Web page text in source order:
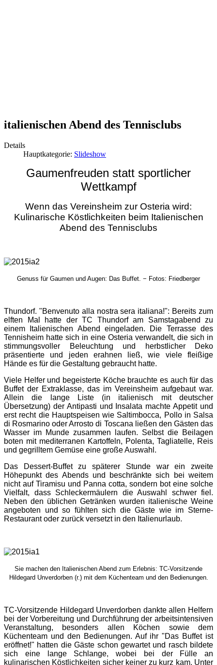
italienischen Abend des Tennisclubs
Details
Hauptkategorie: Slideshow
Gaumenfreuden statt sportlicher
Wettkampf
Wenn das Vereinsheim zur Osteria wird:
Kulinarische Köstlichkeiten beim Italienischen
Abend des Tennisclubs
Genuss für Gaumen und Augen: Das Buffet. − Fotos: Friedberger
Thundorf. "Benvenuto alla nostra sera italiana!": Bereits zum
elften Mal hatte der TC Thundorf am Samstagabend zu
einem Italienischen Abend eingeladen. Die Terrasse des
Tennisheim hatte sich in eine Osteria verwandelt, die sich in
stimmungsvoller Beleuchtung und herbstlicher Deko
präsentierte und jeden erahnen ließ, wie viele fleißige
Hände es für die Gestaltung gebraucht hatte.
Viele Helfer und begeisterte Köche brauchte es auch für das
Buffet der Extraklasse, das im Vereinsheim aufgebaut war.
Allein die lange Liste (in italienisch mit deutscher
Übersetzung) der Antipasti und Insalata machte Appetit und
erst recht die Hauptspeisen wie Saltimbocca, Pollo in Salsa
di Rosmarino oder Arrosto di Toscana ließen den Gästen das
Wasser im Munde zusammen laufen. Selbst die Beilagen
boten mit mediterranen Kartoffeln, Polenta, Tagliatelle, Reis
und gegrilltem Gemüse eine große Auswahl.
Das Dessert-Buffet zu späterer Stunde war ein zweite
Höhepunkt des Abends und beschränkte sich bei weitem
nicht auf Tiramisu und Panna cotta, sondern bot eine solche
Vielfalt, dass Schleckermäulern die Auswahl schwer fiel.
Neben den üblichen Getränken wurden italienische Weine
angeboten und so fühlten sich die Gäste wie im Sterne-
Restaurant oder zurück versetzt in den Italienurlaub.
Sie machen den Italienischen Abend zum Erlebnis: TC-Vorsitzende
Hildegard Unverdorben (r.) mit dem Küchenteam und den Bedienungen.
TC-Vorsitzende Hildegard Unverdorben dankte allen Helfern
bei der Vorbereitung und Durchführung der arbeitsintensiven
Veranstaltung, besonders allen Köchen sowie dem
Küchenteam und den Bedienungen. Auf ihr "Das Buffet ist
eröffnet!" hatten die Gäste schon gewartet und rasch bildete
sich eine lange Schlange, wobei bei der Fülle an
kulinarischen Köstlichkeiten sicher keiner zu kurz kam. Unter